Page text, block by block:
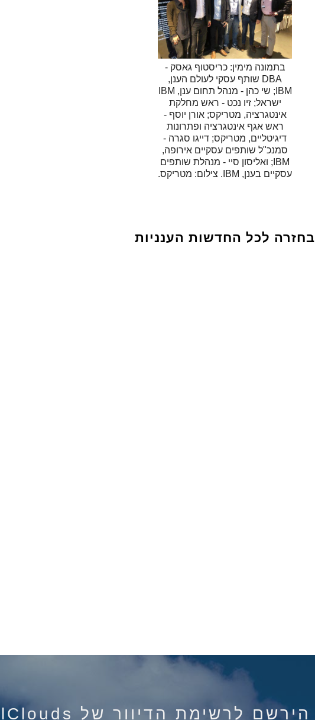
בתמונה מימין: כריסטוף גאסק -
DBA שותף עסקי לעולם הענן,
IBM; שי כהן - מנהל תחום ענן, IBM
ישראל; זיו נכט - ראש מחלקת
אינטגרציה, מטריקס; אורן יוסף -
ראש אגף אינטגרציה ופתרונות
דיגיטליים, מטריקס; דייגו סגרה -
סמנכ"ל שותפים עסקיים אירופה,
IBM; ואליסון סיי - מנהלת שותפים
עסקיים בענן, IBM. צילום: מטריקס.
בחזרה לכל החדשות הענניות
הירשם לרשימת הדיוור של IsraelClouds